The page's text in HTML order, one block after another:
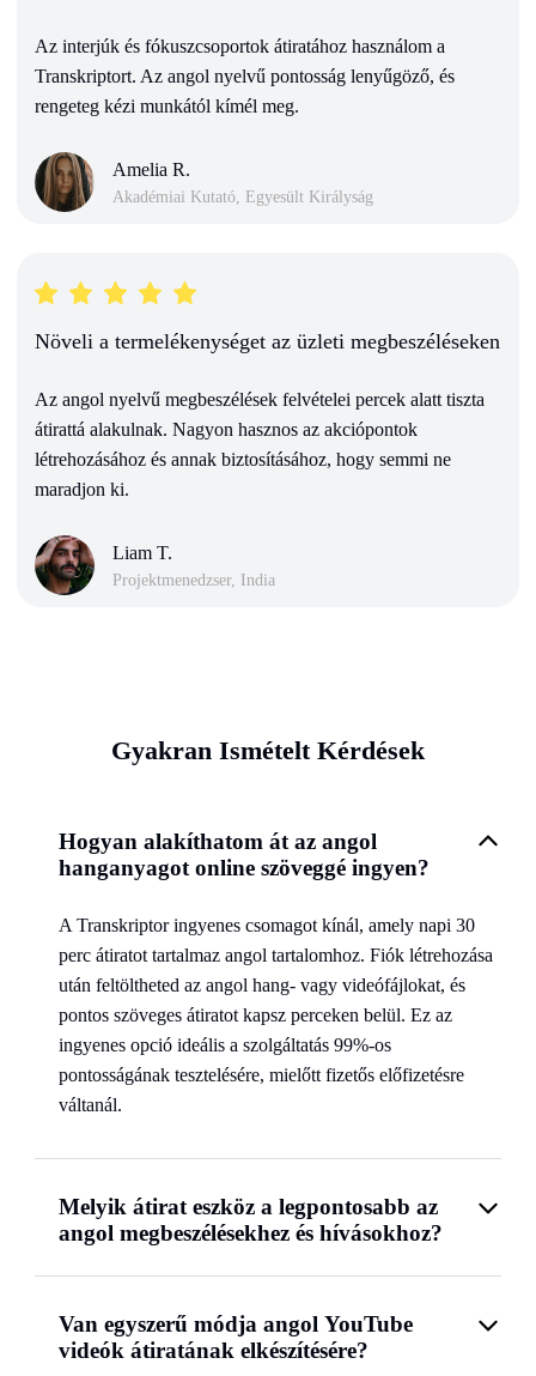
Az interjúk és fókuszcsoportok átiratához használom a
Transkriptort. Az angol nyelvű pontosság lenyűgöző, és
rengeteg kézi munkától kímél meg.
Amelia R.
Akadémiai Kutató, Egyesült Királyság
Növeli a termelékenységet az üzleti megbeszéléseken
Az angol nyelvű megbeszélések felvételei percek alatt tiszta
átirattá alakulnak. Nagyon hasznos az akciópontok
létrehozásához és annak biztosításához, hogy semmi ne
maradjon ki.
Liam T.
Projektmenedzser, India
Gyakran Ismételt Kérdések
Hogyan alakíthatom át az angol
hanganyagot online szöveggé ingyen?
A Transkriptor ingyenes csomagot kínál, amely napi 30
perc átiratot tartalmaz angol tartalomhoz. Fiók létrehozása
után feltöltheted az angol hang- vagy videófájlokat, és
pontos szöveges átiratot kapsz perceken belül. Ez az
ingyenes opció ideális a szolgáltatás 99%-os
pontosságának tesztelésére, mielőtt fizetős előfizetésre
váltanál.
Melyik átirat eszköz a legpontosabb az
angol megbeszélésekhez és hívásokhoz?
Van egyszerű módja angol YouTube
videók átiratának elkészítésére?